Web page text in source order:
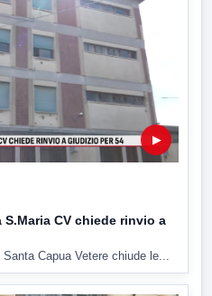
▶
CV chiede rinvio a
Capua Vetere chiude le...